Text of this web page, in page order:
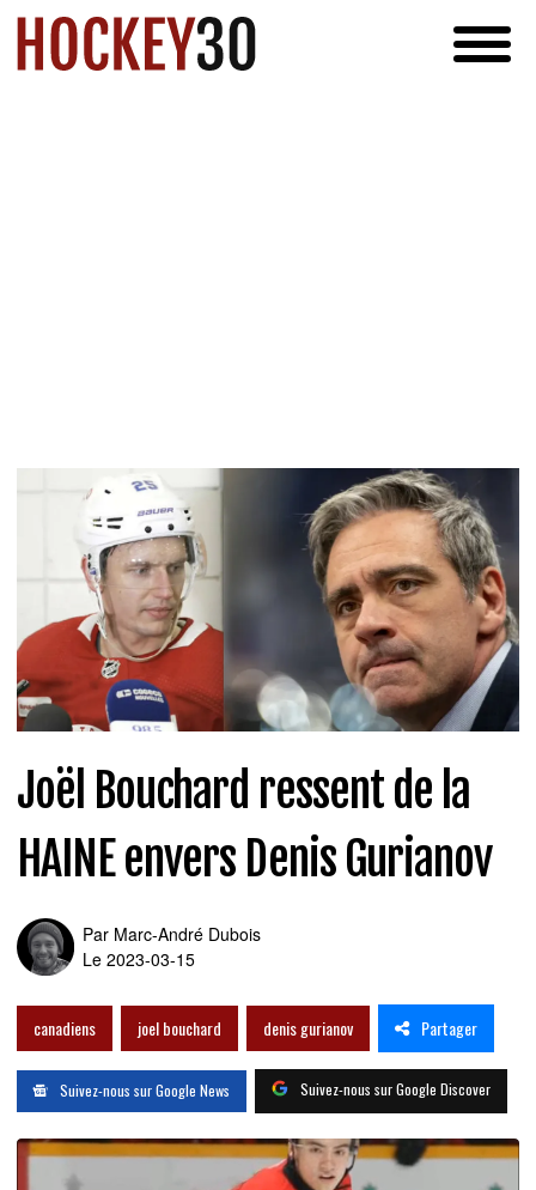
Joël Bouchard ressent de la
HAINE envers Denis Gurianov
Par Marc-André Dubois
Le 2023-03-15
canadiens joel bouchard denis gurianov Partager
Suivez-nous sur Google News Suivez-nous sur Google Discover